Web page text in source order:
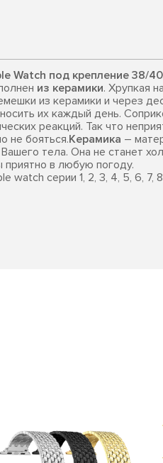
Watch под крепление 38/
из керамики. Хрупкая
из керамики и через
их каждый день.
реакций. Так что
не бояться.Керамика –
Вашего тела. Она не станет
приятно в любую погоду.
watch серии 1, 2, 3, 4, 5, 6, 7,